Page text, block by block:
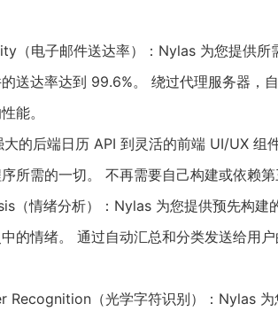
（电子邮件送达率）：Nylas 为您提供所
送达率达到 99.6%。 绕过代理服务器，
能。
的后端日历 API 到灵活的前端 UI/UX 组
所需的一切。 不再需要自己构建或依赖第
（情绪分析）：Nylas 为您提供预先构建
的情绪。 通过自动汇总和分类发送给用
Recognition（光学字符识别）：Nylas 为